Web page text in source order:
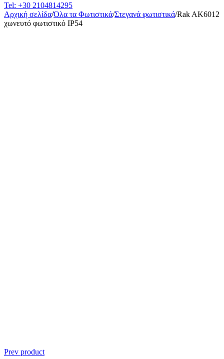
Tel: +30 2104814295
Αρχική σελίδα/Όλα τα Φωτιστικά/Στεγανά φωτιστικά/Rak AK6012
χωνευτό φωτιστικό IP54
Prev product